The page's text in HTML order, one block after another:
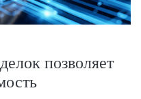
позволяет